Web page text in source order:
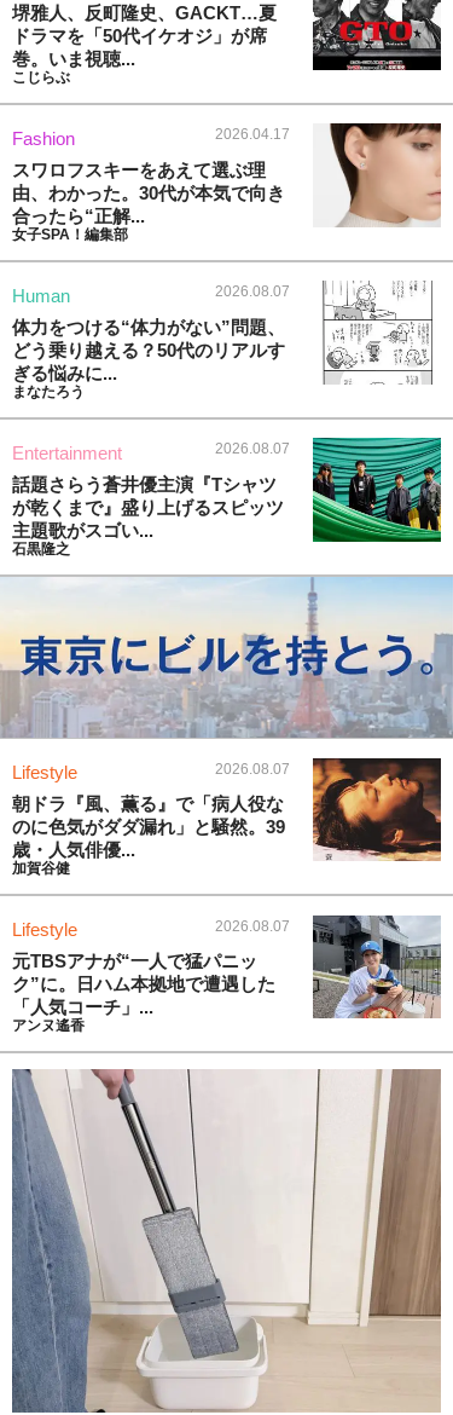
堺雅人、反町隆史、GACKT…夏
ドラマを「50代イケオジ」が席
巻。いま視聴...
こじらぶ
Fashion 2026.04.17
スワロフスキーをあえて選ぶ理
由、わかった。30代が本気で向き
合ったら“正解...
女子SPA！編集部
Human 2026.08.07
体力をつける“体力がない”問題、
どう乗り越える？50代のリアルす
ぎる悩みに...
まなたろう
Entertainment 2026.08.07
話題さらう蒼井優主演『Tシャツ
が乾くまで』盛り上げるスピッツ
主題歌がスゴい...
石黒隆之
Lifestyle 2026.08.07
朝ドラ『風、薫る』で「病人役な
のに色気がダダ漏れ」と騒然。39
歳・人気俳優...
加賀谷健
Lifestyle 2026.08.07
元TBSアナが“一人で猛パニッ
ク”に。日ハム本拠地で遭遇した
「人気コーチ」...
アンヌ遙香